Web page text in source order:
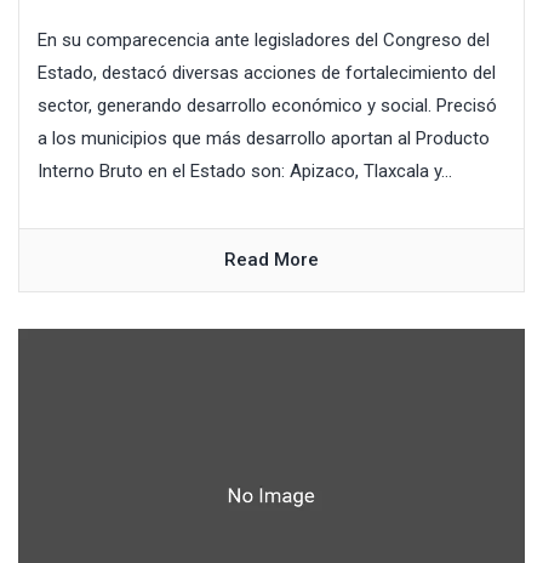
En su comparecencia ante legisladores del Congreso del
Estado, destacó diversas acciones de fortalecimiento del
sector, generando desarrollo económico y social. Precisó
a los municipios que más desarrollo aportan al Producto
Interno Bruto en el Estado son: Apizaco, Tlaxcala y...
Read More